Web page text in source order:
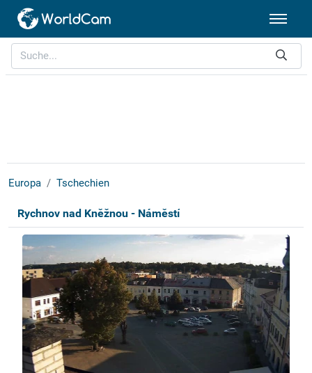
Europa Tschechien
Rychnov nad Kněžnou - Náměstí